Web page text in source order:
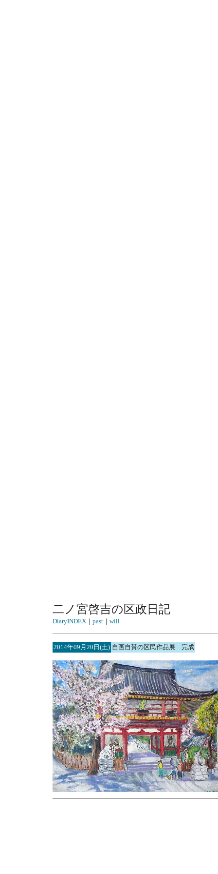
二ノ宮啓吉の区政日記
DiaryINDEX｜ past｜ will
2014年09月20日(土) 自画自賛の区民作品展 完成